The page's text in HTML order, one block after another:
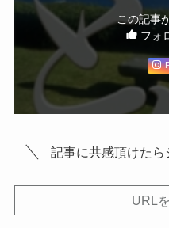
この記事
フォ
記事に共感頂けたら
URL